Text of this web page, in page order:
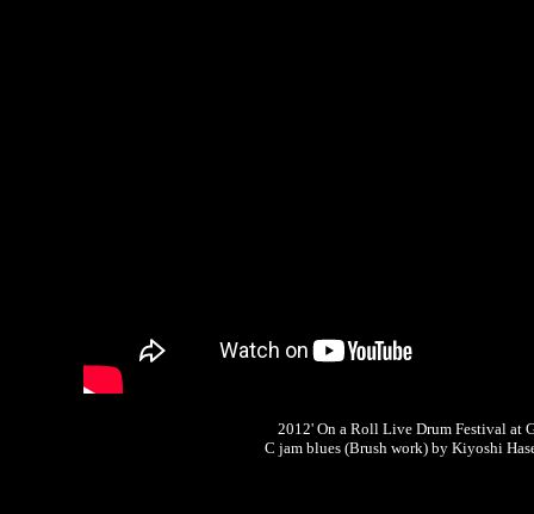
2012' On a Roll Live Drum Festival at
C jam blues (Brush work) by Kiyoshi